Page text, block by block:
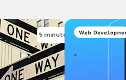
5 minutes